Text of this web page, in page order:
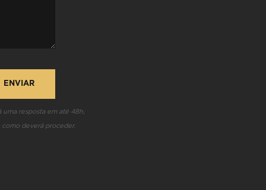
uma resposta em até 48h,
deverá proceder.